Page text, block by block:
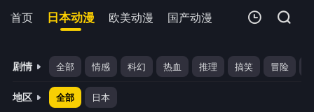
首页 日本动漫 欧美动漫 国产动漫 剧场版 追剧周
我的观影记录
剧情 全部 情感 科幻 热血 推理 搞笑 冒险
地区 全部 日本